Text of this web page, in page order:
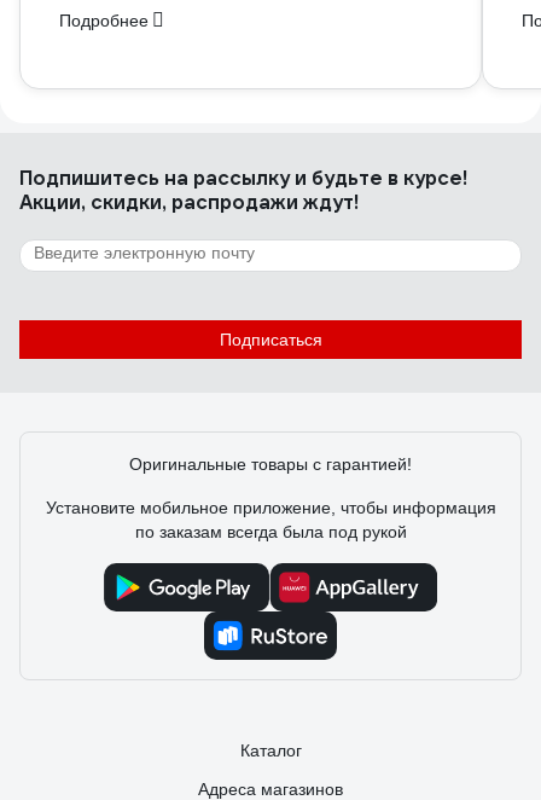
Подробнее
Подпишитесь на рассылкуи будьте в курсе!
Акции, скидки, распродажи ждут!
Подписаться
Оригинальные товары с гарантией!
Установите мобильное приложение, чтобы информация
по заказам всегда была под рукой
Каталог
Адреса магазинов